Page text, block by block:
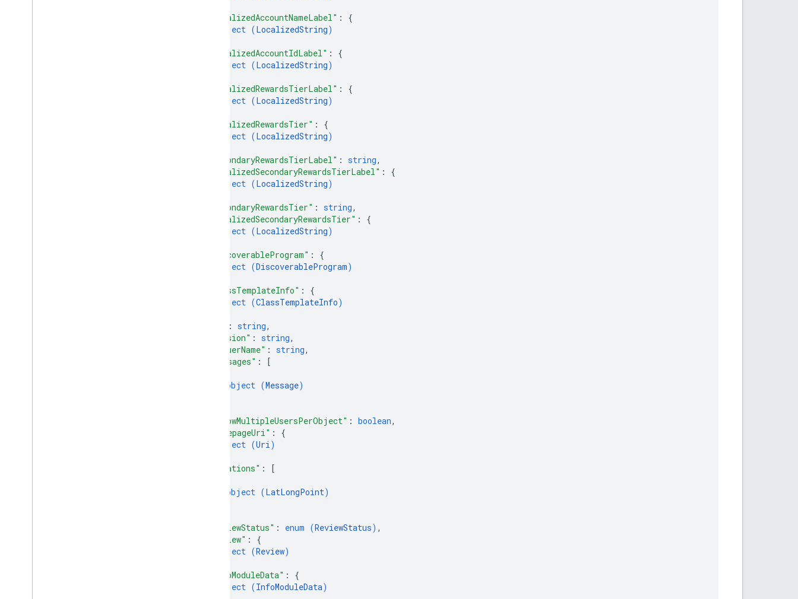
"localizedAccountNameLabel" : {
object (LocalizedString)
"localizedAccountIdLabel" : {
object (LocalizedString)
"localizedRewardsTierLabel" : {
object (LocalizedString)
"localizedRewardsTier" : {
object (LocalizedString)
"secondaryRewardsTierLabel" : string,
"localizedSecondaryRewardsTierLabel" : {
object (LocalizedString)
"secondaryRewardsTier" : string,
"localizedSecondaryRewardsTier" : {
object (LocalizedString)
"discoverableProgram" : {
object (DiscoverableProgram)
"classTemplateInfo" : {
object (ClassTemplateInfo)
: string,
"version" : string,
"issuerName" : string,
"messages" :
[
object (Message)
"allowMultipleUsersPerObject" : boolean,
"homepageUri" : {
object (Uri)
"locations" :
[
object (LatLongPoint)
"reviewStatus" : enum (ReviewStatus) ,
"review" : {
object (Review)
"infoModuleData" : {
object (InfoModuleData)